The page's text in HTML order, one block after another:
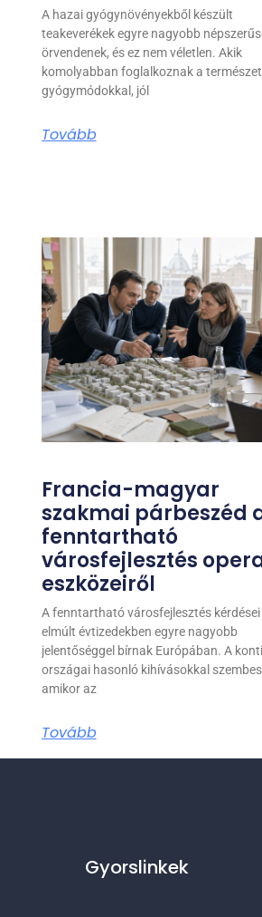
A hazai gyógynövényekből készült
teakeverékek egyre nagyobb
örvendenek, és ez nem véletlen. Akik
komolyabban foglalkoznak a
gyógymódokkal, jól
Tovább
Francia-magyar
szakmai párbeszéd
fenntartható
városfejlesztés
eszközeiről
A fenntartható városfejlesztés kérdései
elmúlt évtizedekben egyre nagyobb
jelentőséggel bírnak Európában. A
országai hasonló kihívásokkal
amikor az
Tovább
Gyorslinkek